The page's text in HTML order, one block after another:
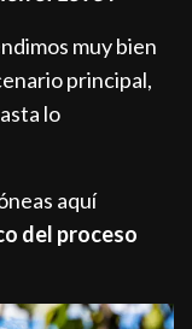
muy bien
principal,
lo
aquí
del proceso